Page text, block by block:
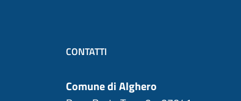
CONTATTI
Comune di Alghero